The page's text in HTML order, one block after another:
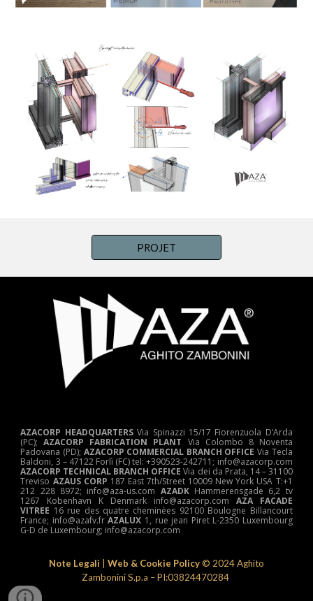
PROJET
AZACORP HEADQUARTERSVia Spinazzi 15/17 Fiorenzuola D’Arda
(PC);AZACORP FABRICATION PLANT Via Colombo 8 Noventa
Padovana (PD); AZACORP COMMERCIAL BRANCH OFFICE Via Tecla
Baldoni, 3 – 47122 Forlì (FC) tel: +390523-242711; info@azacorp.com
AZACORP TECHNICAL BRANCH OFFICE Via dei da Prata, 14 – 31100
Treviso AZAUS CORP 187 East 7th/Street 10009 New York USA T:+1
212 228 8972; info@aza-us.com AZADKHammerensgade 6,2 tv
1267 Kobenhavn K Denmark info@azacorp.com AZA FACADE
VITREE 16 rue des quatre cheminèes 92100 Boulogne Billancourt
France; info@azafv.frAZALUX 1, rue jean Piret L-2350 Luxembourg
G-D de Luxembourg; info@azacorp.com
Note Legali Web & Cookie Policy© 2024Aghito
Zambonini S.p.a – PI:03824470284